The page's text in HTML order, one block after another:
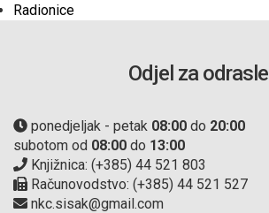
Radionice
Odjel za odrasle
ponedjeljak - petak 08:00 do 20:00
subotom od 08:00 do 13:00
Knjižnica: (+385) 44 521 803
Računovodstvo: (+385) 44 521 527
nkc.sisak@gmail.com